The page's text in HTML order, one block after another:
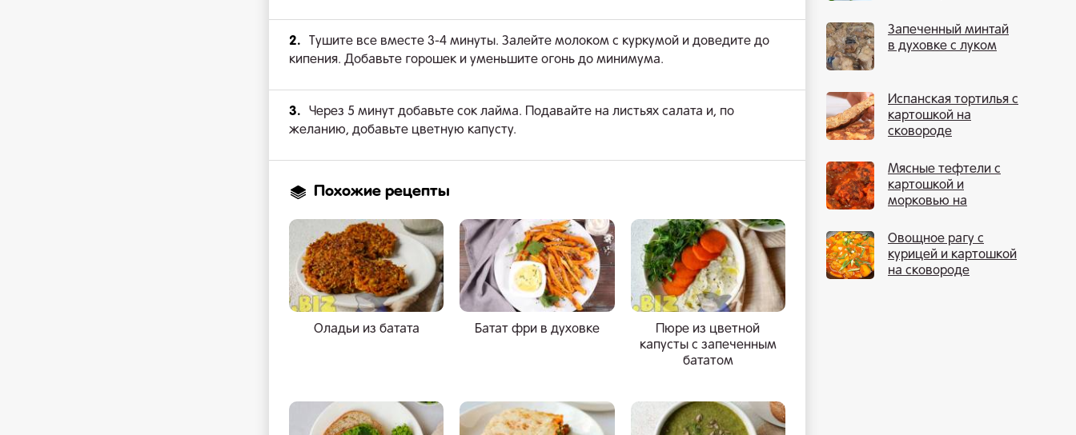
2.
Тушите все вместе 3-4 минуты. Залейте молоком с куркумой и доведите до
кипения. Добавьте горошек и уменьшите огонь до минимума.
3.
Через 5 минут добавьте сок лайма. Подавайте на листьях салата и, по
желанию, добавьте цветную капусту.
Похожие рецепты
Оладьи из батата Батат фри в духовке
Пюре из цветной
капусты с запеченным
бататом
Запеченный минтай
в духовке с луком
Испанская тортилья с
картошкой на
сковороде
Мясные тефтели с
картошкой и
морковью на
Овощное рагу с
курицей и картошкой
на сковороде